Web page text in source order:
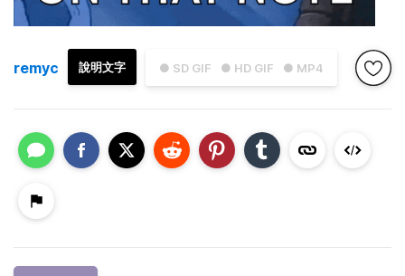
● SD GIF ● HD GIF ● MP4
說明文字
remyc